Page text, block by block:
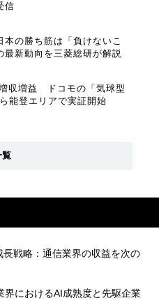
信
本の勝ち筋は「負けないこ
新動向を三菱総研が解説
収増益 ドコモの「気球型
能登エリアで実証開始
覧
戦略：通信業界の収益を次の
界におけるAI成熟度と先駆企業